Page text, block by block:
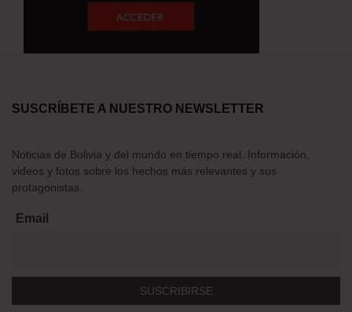
SUSCRÍBETE A NUESTRO NEWSLETTER
Noticias de Bolivia y del mundo en tiempo real. Información,
videos y fotos sobre los hechos más relevantes y sus
protagonistas.
Email